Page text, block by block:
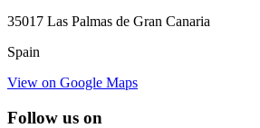
35017 Las Palmas de Gran Canaria
Spain
View on Google Maps
Follow us on